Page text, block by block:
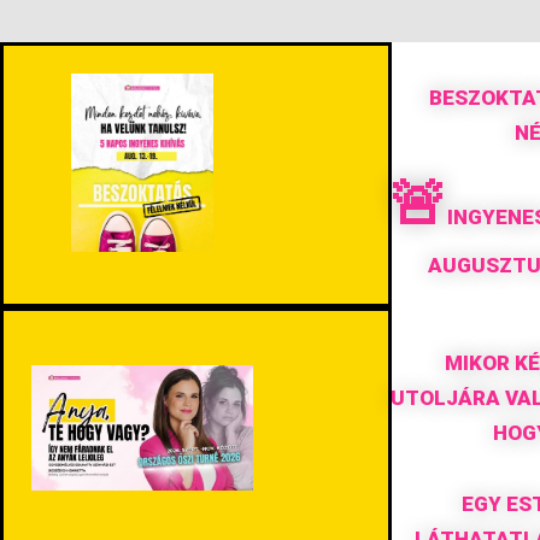
🚨
MIKOR
UTOLJÁRA
EGY